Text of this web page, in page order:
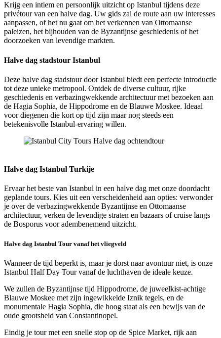
Krijg een intiem en persoonlijk uitzicht op Istanbul tijdens deze
privétour van een halve dag. Uw gids zal de route aan uw interesses
aanpassen, of het nu gaat om het verkennen van Ottomaanse
paleizen, het bijhouden van de Byzantijnse geschiedenis of het
doorzoeken van levendige markten.
Halve dag stadstour Istanbul
Deze halve dag stadstour door Istanbul biedt een perfecte introductie
tot deze unieke metropool. Ontdek de diverse cultuur, rijke
geschiedenis en verbazingwekkende architectuur met bezoeken aan
de Hagia Sophia, de Hippodrome en de Blauwe Moskee. Ideaal
voor diegenen die kort op tijd zijn maar nog steeds een
betekenisvolle Istanbul-ervaring willen.
Halve dag Istanbul Turkije
Ervaar het beste van Istanbul in een halve dag met onze doordacht
geplande tours. Kies uit een verscheidenheid aan opties: verwonder
je over de verbazingwekkende Byzantijnse en Ottomaanse
architectuur, verken de levendige straten en bazaars of cruise langs
de Bosporus voor adembenemend uitzicht.
Halve dag Istanbul Tour vanaf het vliegveld
Wanneer de tijd beperkt is, maar je dorst naar avontuur niet, is onze
Istanbul Half Day Tour vanaf de luchthaven de ideale keuze.
We zullen de Byzantijnse tijd Hippodrome, de juweelkist-achtige
Blauwe Moskee met zijn ingewikkelde Iznik tegels, en de
monumentale Hagia Sophia, die hoog staat als een bewijs van de
oude grootsheid van Constantinopel.
Eindig je tour met een snelle stop op de Spice Market, rijk aan